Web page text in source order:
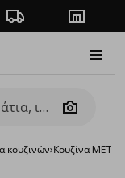
Πορεία παραγγελίας
Camera
κουζινών›Κουζίνα